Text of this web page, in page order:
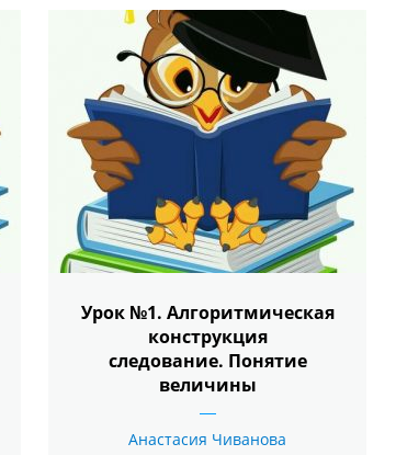
Урок №1. Алгоритмическая
конструкция
следование. Понятие
величины
Анастасия Чиванова